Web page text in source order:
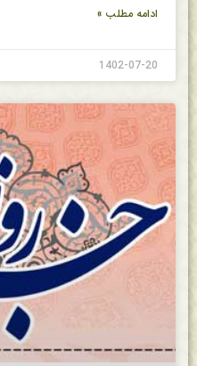
ادامه مطلب »
1402-07-20